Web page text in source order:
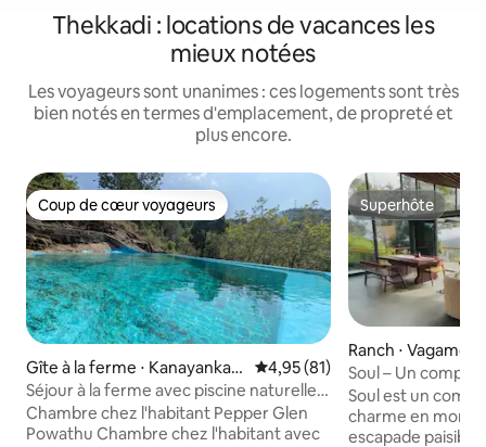
Thekkadi : locations de vacances les
mieux notées
Les voyageurs sont unanimes : ces logements sont très
bien notés en termes d'emplacement, de propreté et
plus encore.
Coup de cœur voyageurs
Coup de cœur voyageurs
Gîte à la ferme ⋅ Kanayankav
ayal
Évaluation moyenne sur la
4,95 (81)
Séjour à la ferme avec piscine naturelle
privée en pierre au Kerala
Chambre chez l'habitant Pepper Glen
Powathu Chambre chez l'habitant avec
Superhôte
Superhôte
Ranch ⋅ Vagamon
Soul – Un
4 chambres,
Soul est un
charme en
escapade